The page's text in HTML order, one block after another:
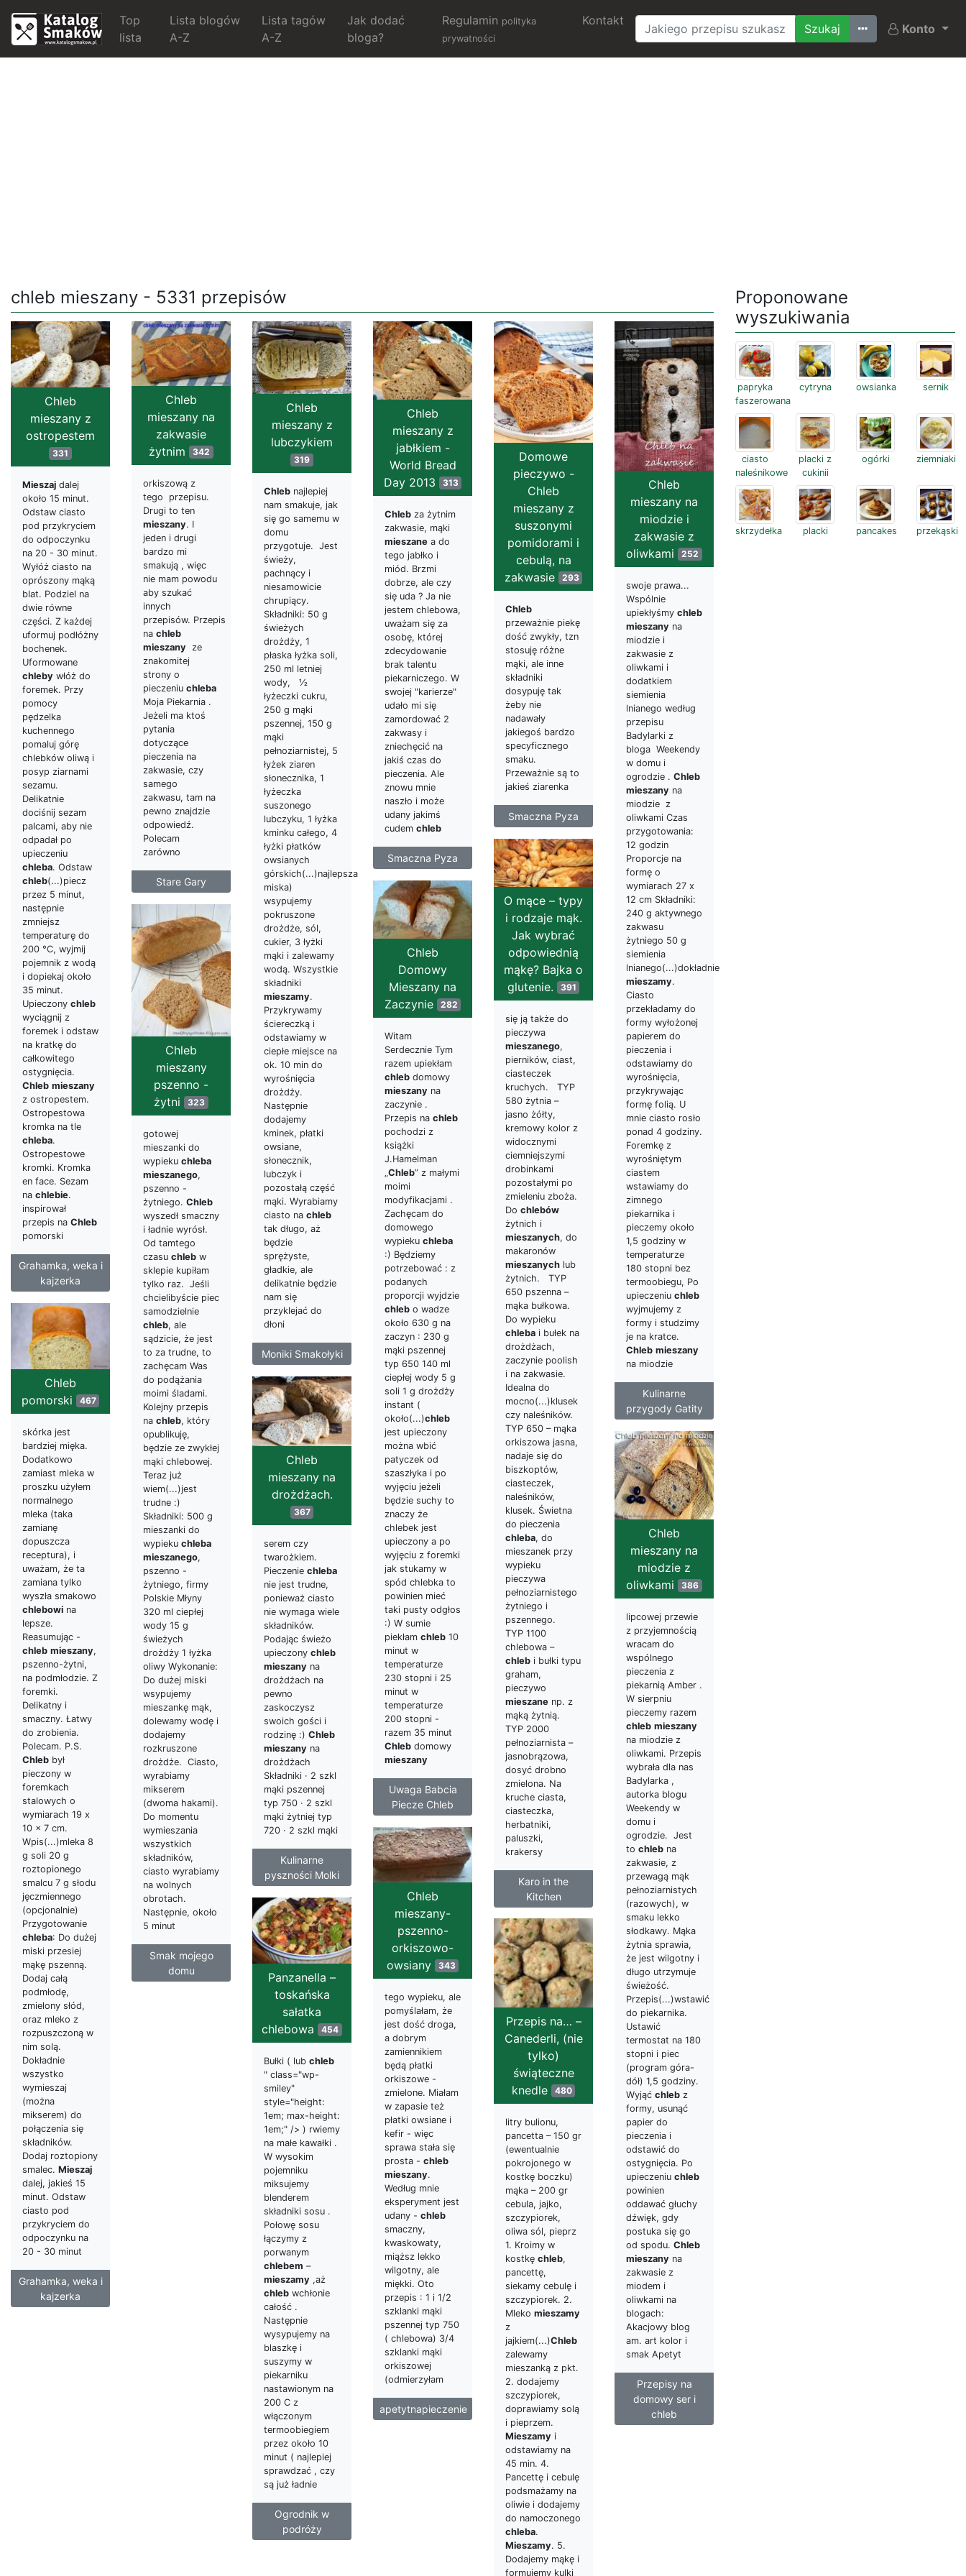
Top
lista
Lista blogów
A-Z
Lista tagów
A-Z
Jak dodać
bloga?
Regulamin polityka
prywatności
Kontakt
Ostatnio szukane
Konto
chleb mieszany - 5331 przepisów
Chleb
mieszany z
ostropestem
331
Mieszaj dalej
około 15 minut.
Odstaw ciasto
pod przykryciem
do odpoczynku
na 20 - 30 minut.
Wyłóż ciasto na
oprószony mąką
blat. Podziel na
dwie równe
części. Z każdej
uformuj podłóżny
bochenek.
Uformowane
chleby włóż do
foremek. Przy
pomocy
pędzelka
kuchennego
pomaluj górę
chlebków oliwą i
posyp ziarnami
sezamu.
Delikatnie
dociśnij sezam
palcami, aby nie
odpadał po
upieczeniu
chleba. Odstaw
chleb(...)piecz
przez 5 minut,
następnie
zmniejsz
temperaturę do
200 °C, wyjmij
pojemnik z wodą
i dopiekaj około
35 minut.
Upieczony chleb
wyciągnij z
foremek i odstaw
na kratkę do
całkowitego
ostygnięcia.
Chleb mieszany
z ostropestem.
Ostropestowa
kromka na tle
chleba.
Ostropestowe
kromki. Kromka
en face. Sezam
na chlebie.
inspirował
przepis na Chleb
pomorski
Grahamka, weka i
kajzerka
Chleb
mieszany na
zakwasie
żytnim 342
orkiszową z
tego przepisu.
Drugi to ten
mieszany. I
jeden i drugi
bardzo mi
smakują , więc
nie mam powodu
aby szukać
innych
przepisów. Przepis
na chleb
mieszany ze
znakomitej
strony o
pieczeniu chleba
Moja Piekarnia .
Jeżeli ma ktoś
pytania
dotyczące
pieczenia na
zakwasie, czy
samego
zakwasu, tam na
pewno znajdzie
odpowiedź.
Polecam
zarówno
Stare Gary
Chleb
mieszany z
lubczykiem
319
Chleb najlepiej
nam smakuje, jak
się go samemu w
domu
przygotuje. Jest
świeży,
pachnący i
niesamowicie
chrupiący.
Składniki: 50 g
świeżych
drożdży, 1
płaska łyżka soli,
250 ml letniej
wody, ½
łyżeczki cukru,
250 g mąki
pszennej, 150 g
mąki
pełnoziarnistej, 5
łyżek ziaren
słonecznika, 1
łyżeczka
suszonego
lubczyku, 1 łyżka
kminku całego, 4
łyżki płatków
owsianych
górskich(...)najlepsza
miska)
wsypujemy
pokruszone
drożdże, sól,
cukier, 3 łyżki
mąki i zalewamy
wodą. Wszystkie
składniki
mieszamy.
Przykrywamy
ściereczką i
odstawiamy w
ciepłe miejsce na
ok. 10 min do
wyrośnięcia
drożdży.
Następnie
dodajemy
kminek, płatki
owsiane,
słonecznik,
lubczyk i
pozostałą część
mąki. Wyrabiamy
ciasto na chleb
tak długo, aż
będzie
sprężyste,
gładkie, ale
delikatnie będzie
nam się
przyklejać do
dłoni
Moniki Smakołyki
Chleb
mieszany z
jabłkiem -
World Bread
Day 2013
313
Chleb za żytnim
zakwasie, mąki
mieszane a do
tego jabłko i
miód. Brzmi
dobrze, ale czy
się uda ? Ja nie
jestem chlebowa,
uważam się za
osobę, której
zdecydowanie
brak talentu
piekarniczego. W
swojej "karierze"
udało mi się
zamordować 2
zakwasy i
zniechęcić na
jakiś czas do
pieczenia. Ale
znowu mnie
naszło i może
udany jakimś
cudem chleb
Smaczna Pyza
Domowe
pieczywo -
Chleb
mieszany z
suszonymi
pomidorami i
cebulą, na
zakwasie
293
Chleb
przeważnie piekę
dość zwykły, tzn
stosuję różne
mąki, ale inne
składniki
dosypuję tak
żeby nie
nadawały
jakiegoś bardzo
specyficznego
smaku.
Przeważnie są to
jakieś ziarenka
Smaczna Pyza
Chleb
mieszany na
miodzie i
zakwasie z
oliwkami 252
swoje prawa...
Wspólnie
upiekłyśmy chleb
mieszany na
miodzie i
zakwasie z
oliwkami i
dodatkiem
siemienia
lnianego według
przepisu
Badylarki z
bloga Weekendy
w domu i
ogrodzie . Chleb
mieszany na
miodzie z
oliwkami Czas
przygotowania:
12 godzin
Proporcje na
formę o
wymiarach 27 x
12 cm Składniki:
240 g aktywnego
zakwasu
żytniego 50 g
siemienia
lnianego(...)dokładnie
mieszamy.
Ciasto
przekładamy do
formy wyłożonej
papierem do
pieczenia i
odstawiamy do
wyrośnięcia,
przykrywając
formę folią. U
mnie ciasto rosło
ponad 4 godziny.
Foremkę z
wyrośniętym
ciastem
wstawiamy do
zimnego
piekarnika i
pieczemy około
1,5 godziny w
temperaturze
180 stopni bez
termoobiegu, Po
upieczeniu chleb
wyjmujemy z
formy i studzimy
je na kratce.
Chleb mieszany
na miodzie
Kulinarne
przygody Gatity
O mące – typy
i rodzaje mąk.
Jak wybrać
odpowiednią
mąkę? Bajka o
glutenie.
391
się ją także do
pieczywa
mieszanego,
pierników, ciast,
ciasteczek
kruchych. TYP
580 żytnia –
jasno żółty,
kremowy kolor z
widocznymi
ciemniejszymi
drobinkami
pozostałymi po
zmieleniu zboża.
Do chlebów
żytnich i
mieszanych, do
makaronów
mieszanych lub
żytnich. TYP
650 pszenna –
mąka bułkowa.
Do wypieku
chleba i bułek na
drożdżach,
zaczynie poolish
i na zakwasie.
Idealna do
mocno(...)klusek
czy naleśników.
TYP 650 – mąka
orkiszowa jasna,
nadaje się do
biszkoptów,
ciasteczek,
naleśników,
klusek. Świetna
do pieczenia
chleba, do
mieszanek przy
wypieku
pieczywa
pełnoziarnistego
żytniego i
pszennego.
TYP 1100
chlebowa –
chleb i bułki typu
graham,
pieczywo
mieszane np. z
mąką żytnią.
TYP 2000
pełnoziarnista –
jasnobrązowa,
dosyć drobno
zmielona. Na
kruche ciasta,
ciasteczka,
herbatniki,
paluszki,
krakersy
Karo in the
Kitchen
Chleb
Domowy
Mieszany na
Zaczynie
282
Witam
Serdecznie Tym
razem upiekłam
chleb domowy
mieszany na
zaczynie .
Przepis na chleb
pochodzi z
książki
J.Hamelman
„Chleb” z małymi
moimi
modyfikacjami .
Zachęcam do
domowego
wypieku chleba
:) Będziemy
potrzebować : z
podanych
proporcji wyjdzie
chleb o wadze
około 630 g na
zaczyn : 230 g
mąki pszennej
typ 650 140 ml
ciepłej wody 5 g
soli 1 g drożdży
instant (
około(...)chleb
jest upieczony
można wbić
patyczek od
szaszłyka i po
wyjęciu jeżeli
będzie suchy to
znaczy że
chlebek jest
upieczony a po
wyjęciu z foremki
jak stukamy w
spód chlebka to
powinien mieć
taki pusty odgłos
:) W sumie
piekłam chleb 10
minut w
temperaturze
230 stopni i 25
minut w
temperaturze
200 stopni -
razem 35 minut
Chleb domowy
mieszany
Uwaga Babcia
Piecze Chleb
Chleb
mieszany
pszenno -
żytni 323
gotowej
mieszanki do
wypieku chleba
mieszanego,
pszenno -
żytniego. Chleb
wyszedł smaczny
i ładnie wyrósł.
Od tamtego
czasu chleb w
sklepie kupiłam
tylko raz. Jeśli
chcielibyście piec
samodzielnie
chleb, ale
sądzicie, że jest
to za trudne, to
zachęcam Was
do podążania
moimi śladami.
Kolejny przepis
na chleb, który
opublikuję,
będzie ze zwykłej
mąki chlebowej.
Teraz już
wiem(...)jest
trudne :)
Składniki: 500 g
mieszanki do
wypieku chleba
mieszanego,
pszenno -
żytniego, firmy
Polskie Młyny
320 ml ciepłej
wody 15 g
świeżych
drożdży 1 łyżka
oliwy Wykonanie:
Do dużej miski
wsypujemy
mieszankę mąk,
dolewamy wodę i
dodajemy
rozkruszone
drożdże. Ciasto,
wyrabiamy
mikserem
(dwoma hakami).
Do momentu
wymieszania
wszystkich
składników,
ciasto wyrabiamy
na wolnych
obrotach.
Następnie, około
5 minut
Smak mojego
domu
Chleb
pomorski
467
skórka jest
bardziej mięka.
Dodatkowo
zamiast mleka w
proszku użyłem
normalnego
mleka (taka
zamianę
dopuszcza
receptura), i
uważam, że ta
zamiana tylko
wyszła smakowo
chlebowi na
lepsze.
Reasumując -
chleb mieszany,
pszenno-żytni,
na podmłodzie. Z
foremki.
Delikatny i
smaczny. Łatwy
do zrobienia.
Polecam. P.S.
Chleb był
pieczony w
foremkach
stalowych o
wymiarach 19 x
10 x 7 cm.
Wpis(...)mleka 8
g soli 20 g
roztopionego
smalcu 7 g słodu
jęczmiennego
(opcjonalnie)
Przygotowanie
chleba: Do dużej
miski przesiej
mąkę pszenną.
Dodaj całą
podmłodę,
zmielony słód,
oraz mleko z
rozpuszczoną w
nim solą.
Dokładnie
wszystko
wymieszaj
(można
mikserem) do
połączenia się
składników.
Dodaj roztopiony
smalec. Mieszaj
dalej, jakieś 15
minut. Odstaw
ciasto pod
przykryciem do
odpoczynku na
20 - 30 minut
Grahamka, weka i
kajzerka
Chleb
mieszany na
drożdżach.
367
serem czy
twarożkiem.
Pieczenie chleba
nie jest trudne,
ponieważ ciasto
nie wymaga wiele
składników.
Podając świeżo
upieczony chleb
mieszany na
drożdżach na
pewno
zaskoczysz
swoich gości i
rodzinę :) Chleb
mieszany na
drożdżach
Składniki · 2 szkl
mąki pszennej
typ 750 · 2 szkl
mąki żytniej typ
720 · 2 szkl mąki
Kulinarne
pyszności Molki
Chleb
mieszany na
miodzie z
oliwkami 386
lipcowej przewie
z przyjemnością
wracam do
wspólnego
pieczenia z
piekarnią Amber .
W sierpniu
pieczemy razem
chleb mieszany
na miodzie z
oliwkami. Przepis
wybrała dla nas
Badylarka ,
autorka blogu
Weekendy w
domu i
ogrodzie. Jest
to chleb na
zakwasie, z
przewagą mąk
pełnoziarnistych
(razowych), w
smaku lekko
słodkawy. Mąka
żytnia sprawia,
że jest wilgotny i
długo utrzymuje
świeżość.
Przepis(...)wstawić
do piekarnika.
Ustawić
termostat na 180
stopni i piec
(program góra-
dół) 1,5 godziny.
Wyjąć chleb z
formy, usunąć
papier do
pieczenia i
odstawić do
ostygnięcia. Po
upieczeniu chleb
powinien
oddawać głuchy
dźwięk, gdy
postuka się go
od spodu. Chleb
mieszany na
zakwasie z
miodem i
oliwkami na
blogach:
Akacjowy blog
am. art kolor i
smak Apetyt
Przepisy na
domowy ser i
chleb
Chleb
mieszany-
pszenno-
orkiszowo-
owsiany
343
tego wypieku, ale
pomyślałam, że
jest dość droga,
a dobrym
zamiennikiem
będą płatki
orkiszowe -
zmielone. Miałam
w zapasie też
płatki owsiane i
kefir - więc
sprawa stała się
prosta - chleb
mieszany.
Według mnie
eksperyment jest
udany - chleb
smaczny,
kwaskowaty,
miąższ lekko
wilgotny, ale
miękki. Oto
przepis : 1 i 1/2
szklanki mąki
pszennej typ 750
( chlebowa) 3/4
szklanki mąki
orkiszowej
(odmierzyłam
apetytnapieczenie
Panzanella –
toskańska
sałatka
chlebowa 454
Bułki ( lub chleb
" class="wp-
smiley"
style="height:
1em; max-height:
1em;" /> ) rwiemy
na małe kawałki .
W wysokim
pojemniku
miksujemy
blenderem
składniki sosu .
Połowę sosu
łączymy z
porwanym
chlebem –
mieszamy ,aż
chleb wchłonie
całość .
Następnie
wysypujemy na
blaszkę i
suszymy w
piekarniku
nastawionym na
200 C z
włączonym
termoobiegiem
przez około 10
minut ( najlepiej
sprawdzać , czy
są już ładnie
Ogrodnik w
podróży
Przepis na… –
Canederli, (nie
tylko)
świąteczne
knedle
480
litry bulionu,
pancetta – 150 gr
(ewentualnie
pokrojonego w
kostkę boczku)
mąka – 200 gr
cebula, jajko,
szczypiorek,
oliwa sól, pieprz
1. Kroimy w
kostkę chleb,
pancettę,
siekamy cebulę i
szczypiorek. 2.
Mleko mieszamy
z
jajkiem(...)Chleb
zalewamy
mieszanką z pkt.
2. dodajemy
szczypiorek,
doprawiamy solą
i pieprzem.
Mieszamy i
odstawiamy na
45 min. 4.
Pancettę i cebulę
podsmażamy na
oliwie i dodajemy
do namoczonego
chleba.
Mieszamy. 5.
Dodajemy mąkę i
formujemy kulki
Proponowane
wyszukiwania
papryka
faszerowana
cytryna owsianka sernik
ciasto
naleśnikowe
placki z
cukinii
ogórki ziemniaki
skrzydełka placki pancakes przekąski